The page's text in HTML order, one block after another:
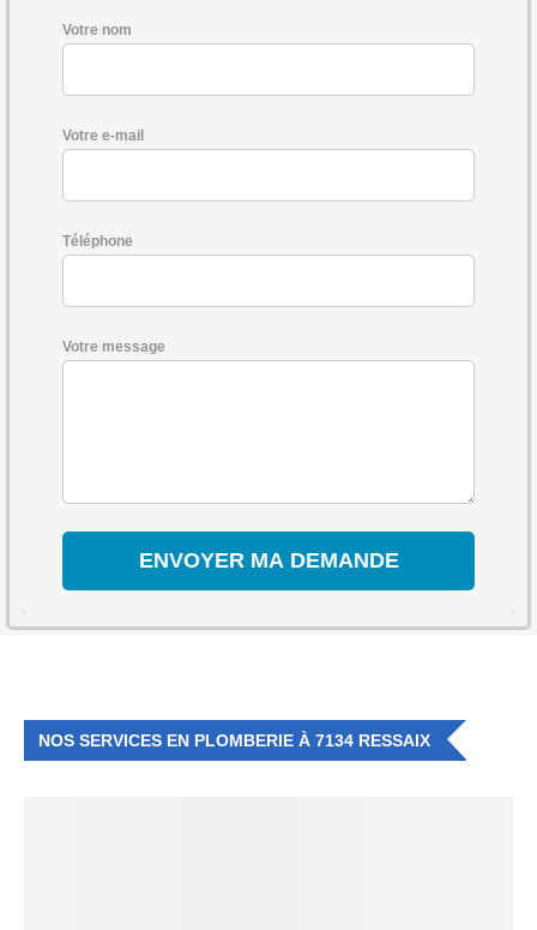
Votre nom
Votre e-mail
Téléphone
Votre message
NOS SERVICES EN PLOMBERIE À 7134 RESSAIX